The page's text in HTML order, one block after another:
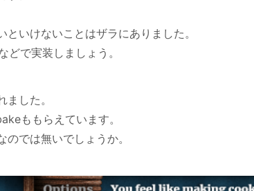
いけないことはザラにありました。
で実装しましょう。
した。
ももらえています。
では無いでしょうか。